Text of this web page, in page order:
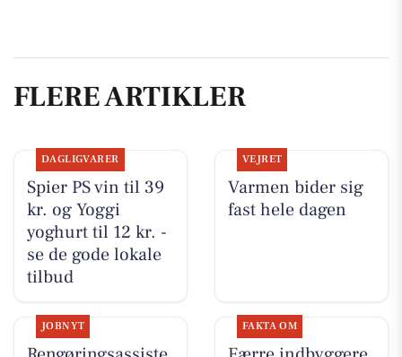
FLERE ARTIKLER
DAGLIGVARER
Spier PS vin til 39
kr. og Yoggi
yoghurt til 12 kr. -
se de gode lokale
tilbud
VEJRET
Varmen bider sig
fast hele dagen
JOBNYT FAKTA OM